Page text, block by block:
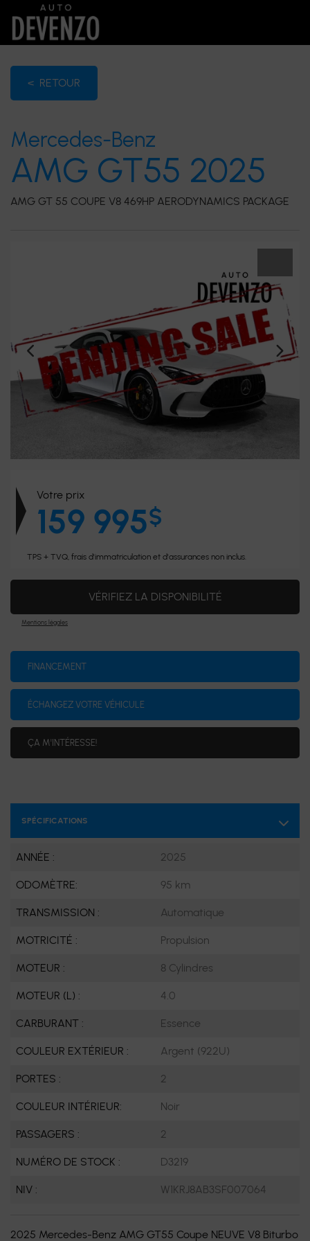
< RETOUR
Mercedes-Benz
AMG GT55 2025
AMG GT 55 COUPE V8 469HP AERODYNAMICS PACKAGE
SPÉCIFICATIONS
ANNÉE : 2025
ODOMÈTRE: 95 km
TRANSMISSION : Automatique
MOTRICITÉ : Propulsion
MOTEUR : 8 Cylindres
MOTEUR (L) : 4.0
CARBURANT : Essence
COULEUR EXTÉRIEUR : Argent (922U)
PORTES : 2
COULEUR INTÉRIEUR: Noir
PASSAGERS : 2
NUMÉRO DE STOCK : D3219
NIV : W1KRJ8AB3SF007064
2025 Mercedes-Benz AMG GT55 Coupe NEUVE V8 Biturbo
Votre prix
159 995$
TPS + TVQ, frais d'immatriculation et d'assurances non inclus.
VÉRIFIEZ LA DISPONIBILITÉ
Mentions légales
FINANCEMENT
ÉCHANGEZ VOTRE VÉHICULE
ÇA M'INTÉRESSE!